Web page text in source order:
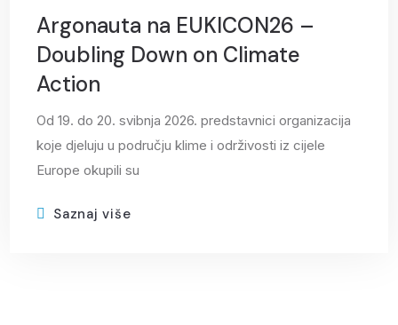
Argonauta na EUKICON26 –
Doubling Down on Climate
Action
Od 19. do 20. svibnja 2026. predstavnici organizacija
koje djeluju u području klime i održivosti iz cijele
Europe okupili su
Saznaj više